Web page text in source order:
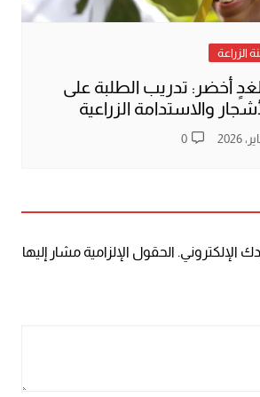
الزراعة
أخضر: تدريب الطلبة على
والاستدامة الزراعية
0
الإلكتروني. الحقول الإلزامية مشار إليها